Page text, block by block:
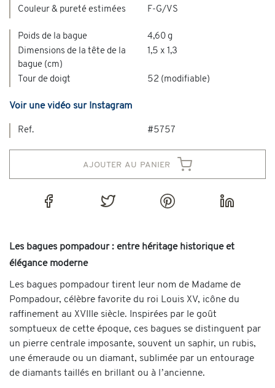
Couleur & pureté estimées F-G/VS
Poids de la bague
4,60 g
Dimensions de la tête de la
bague (cm)
1,5 x 1,3
Tour de doigt 52 (modifiable)
Voir une vidéo sur Instagram
Ref. #5757
ajouter au panier
Les bagues pompadour : entre héritage historique et
élégance moderne
Les bagues pompadour tirent leur nom de Madame de
Pompadour, célèbre favorite du roi Louis XV, icône du
raffinement au XVIIIe siècle. Inspirées par le goût
somptueux de cette époque, ces bagues se distinguent par
un pierre centrale imposante, souvent un saphir, un rubis,
une émeraude ou un diamant, sublimée par un entourage
de diamants taillés en brillant ou à l’ancienne.